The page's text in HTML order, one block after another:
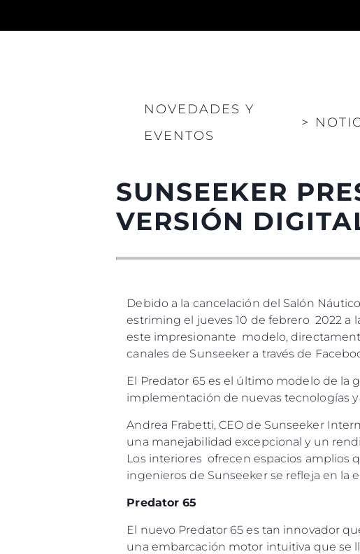
NOVEDADES Y
EVENTOS
>
SUNSEEKER
VERSIÓN
Debido a la cancelación del Salón
estriming el jueves 10 de febrero 2022 a
este impresionante modelo,
canales de Sunseeker a través de
El Predator 65 es el último modelo de la
implementación de nuevas tecnologías
Andrea Frabetti, CEO de Sunseeker
una manejabilidad excepcional y un
Los interiores ofrecen espacios amplios
ingenieros de Sunseeker se refleja en la
Predator 65
El nuevo Predator 65 es tan innovador
una embarcación motor intuitiva que se